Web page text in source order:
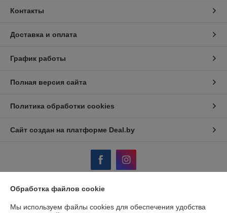
Контакты
Доставка и оплата
График работы
Полная версия сайта
Политика обработки cookies
Сайт создан на платформе Deal.by
Обработка файлов cookie
Мы используем файлы cookies для обеспечения удобства